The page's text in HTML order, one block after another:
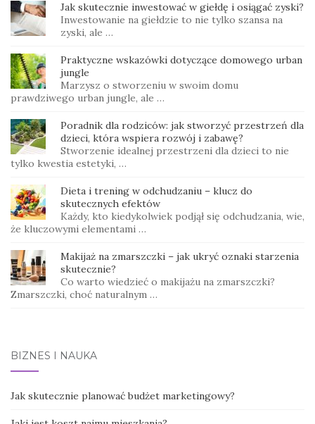
Jak skutecznie inwestować w giełdę i osiągać zyski?
Inwestowanie na giełdzie to nie tylko szansa na
zyski, ale …
Praktyczne wskazówki dotyczące domowego urban
jungle
Marzysz o stworzeniu w swoim domu
prawdziwego urban jungle, ale …
Poradnik dla rodziców: jak stworzyć przestrzeń dla
dzieci, która wspiera rozwój i zabawę?
Stworzenie idealnej przestrzeni dla dzieci to nie
tylko kwestia estetyki, …
Dieta i trening w odchudzaniu – klucz do
skutecznych efektów
Każdy, kto kiedykolwiek podjął się odchudzania, wie,
że kluczowymi elementami …
Makijaż na zmarszczki – jak ukryć oznaki starzenia
skutecznie?
Co warto wiedzieć o makijażu na zmarszczki?
Zmarszczki, choć naturalnym …
BIZNES I NAUKA
Jak skutecznie planować budżet marketingowy?